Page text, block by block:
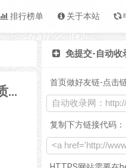
排行榜单 关于本站
二佳资源网_最专业的资源收集分享平台,有图有质量的资源教程源码分享
免提交-自动收
首页做好友链-点击
复制下方链接代码：